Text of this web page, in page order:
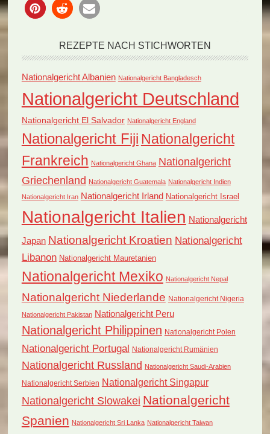
REZEPTE NACH STICHWORTEN
Nationalgericht Albanien Nationalgericht Bangladesch
Nationalgericht Deutschland
Nationalgericht El Salvador Nationalgericht England
Nationalgericht Fiji Nationalgericht
Frankreich Nationalgericht Ghana Nationalgericht
Griechenland Nationalgericht Guatemala Nationalgericht Indien
Nationalgericht Iran Nationalgericht Irland Nationalgericht Israel
Nationalgericht Italien Nationalgericht
Japan Nationalgericht Kroatien Nationalgericht
Libanon Nationalgericht Mauretanien
Nationalgericht Mexiko Nationalgericht Nepal
Nationalgericht Niederlande Nationalgericht Nigeria
Nationalgericht Pakistan Nationalgericht Peru
Nationalgericht Philippinen Nationalgericht Polen
Nationalgericht Portugal Nationalgericht Rumänien
Nationalgericht Russland Nationalgericht Saudi-Arabien
Nationalgericht Serbien Nationalgericht Singapur
Nationalgericht Slowakei Nationalgericht
Spanien Nationalgericht Sri Lanka Nationalgericht Taiwan